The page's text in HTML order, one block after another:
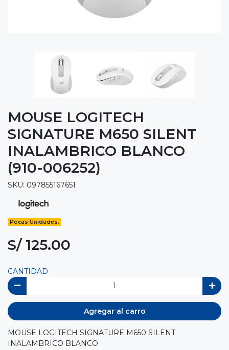
MOUSE LOGITECH
SIGNATURE M650 SILENT
INALAMBRICO BLANCO
(910-006252)
SKU: 097855167651
Pocas Unidades.
S/ 125.00
CANTIDAD
Agregar al carro
MOUSE LOGITECH SIGNATURE M650 SILENT
INALAMBRICO BLANCO